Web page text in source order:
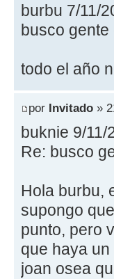
burbu 7/11/
busco
todo el año
por Invitado »
buknie 9/11/
Re: busco
Hola burbu,
supongo
punto, pero
que haya
joan osea